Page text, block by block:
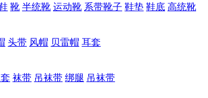
靴 半统靴 运动靴 系带靴子 鞋垫 鞋底 高统靴
头带 风帽 贝雷帽 耳套
袜带 吊袜带 绑腿 吊袜带